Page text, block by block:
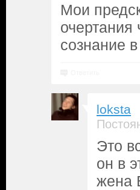
Мои
очертания
сознание
loksta
Это
он в
жена